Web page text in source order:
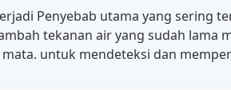
Penyebab utama yang sering
tekanan air yang sudah
untuk mendeteksi dan